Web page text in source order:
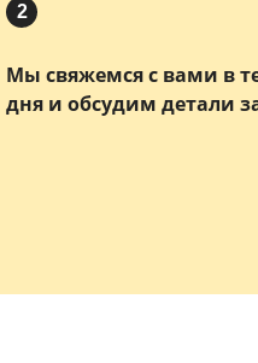
2
Мы свяжемся с вами в
дня и обсудим детали